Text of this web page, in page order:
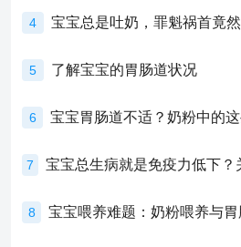
4 宝宝总是吐奶，罪魁祸首竟然
5 了解宝宝的胃肠道状况
6
7
8